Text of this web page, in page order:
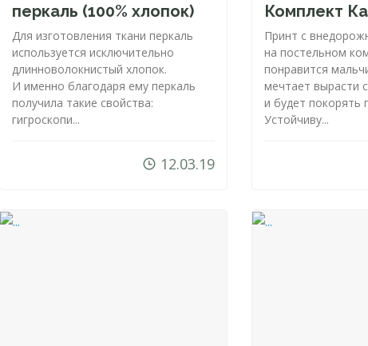
перкаль (100% хлопок)
Для изготовления ткани перкаль
используется исключительно
длинноволокнистый хлопок.
И именно благодаря ему перкаль
получила такие свойства:
гигроскопи...
12.03.19
Комплект
Принт с
на постельном
понравится
мечтает вырасти
и будет покорять
Устойчиву...